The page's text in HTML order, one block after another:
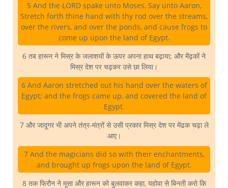
5 And the LORD spake unto Moses, Say unto Aaron,
Stretch forth thine hand with thy rod over the streams,
over the rivers, and over the ponds, and cause frogs to
come up upon the land of Egypt.
6 तब हारून ने मिस्र के जलाशयों के ऊपर अपना हाथ बढ़ाया; और मेंढ़कों ने
मिस्र देश पर चढ़कर उसे छा लिया।
6 And Aaron stretched out his hand over the waters of
Egypt; and the frogs came up, and covered the land of
Egypt.
7 और जादूगर भी अपने तंत्र-मंत्रों से उसी प्रकार मिस्र देश पर मेंढक चढ़ा ले
आए।
7 And the magicians did so with their enchantments,
and brought up frogs upon the land of Egypt.
8 तक फिरौन ने मूसा और हारून को बुलवाकर कहा, यहोवा से बिनती करो कि